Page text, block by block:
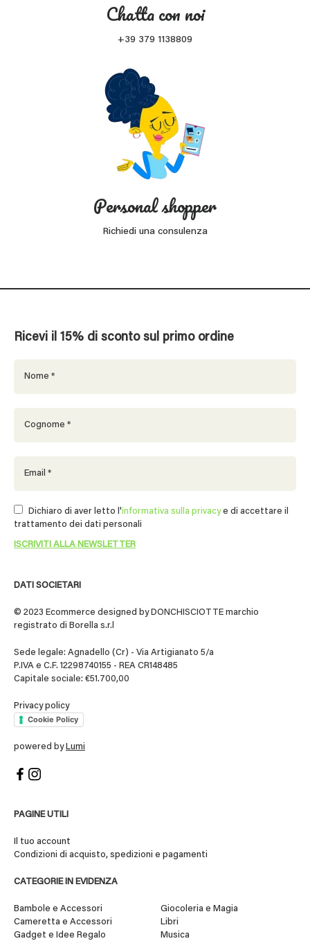
Chatta con noi
+39 379 1138809
Personal shopper
Richiedi una consulenza
DATI SOCIETARI
© 2023 Ecommerce designed by DONCHISCIOTTE marchio
registrato di Borella s.r.l
Sede legale: Agnadello (Cr) - Via Artigianato 5/a
P.IVA e C.F. 12298740155 - REA CR148485
Capitale sociale: €51.700,00
Privacy policy
Cookie Policy
powered by Lumi
PAGINE UTILI
Il tuo account
Condizioni di acquisto, spedizioni e pagamenti
CATEGORIE IN EVIDENZA
Bambole e Accessori
Cameretta e Accessori
Gadget e Idee Regalo
Giocoleria e Magia
Libri
Musica
Ricevi il 15% di sconto sul primo ordine
Dichiaro di aver letto l'informativa sulla privacye di accettare il
trattamento dei dati personali